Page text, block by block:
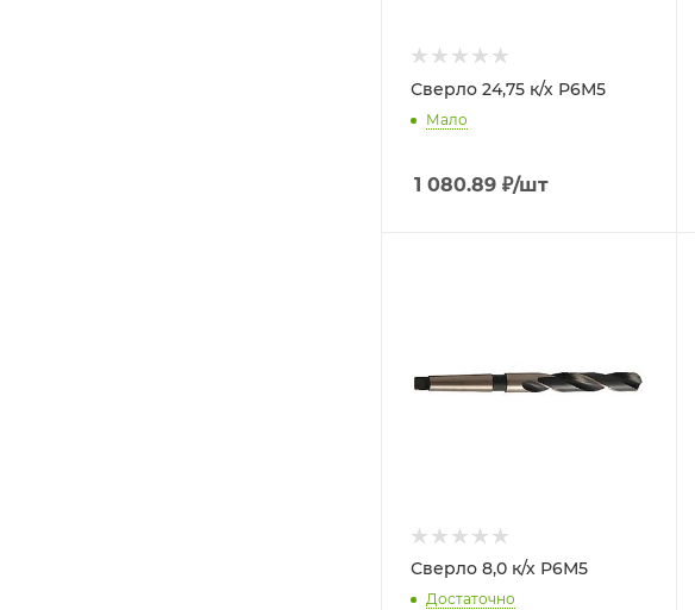
Сверло 24,75 к/х Р6М5
Мало
1 080.89 ₽/шт
Сверло 8,0 к/х Р6М5
Достаточно